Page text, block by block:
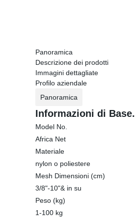
Panoramica
Descrizione dei prodotti
Immagini dettagliate
Profilo aziendale
Panoramica
Informazioni di Base.
Model No.
Africa Net
Materiale
nylon o poliestere
Mesh Dimensioni (cm)
3/8"-10"& in su
Peso (kg)
1-100 kg